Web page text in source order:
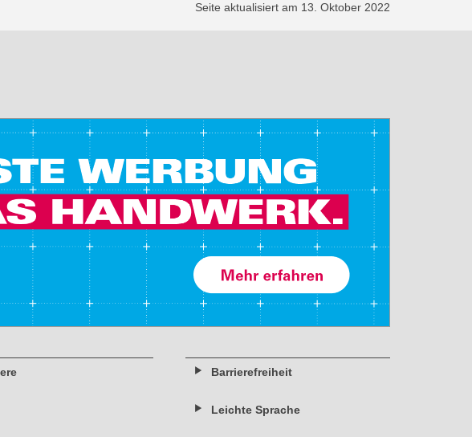
Seite aktualisiert am 13. Oktober 2022
Barrierefreiheit
Leichte Sprache